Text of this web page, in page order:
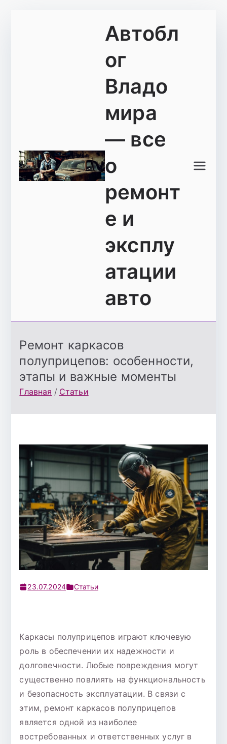
Автобл
ог
Владо
мира
— все
о
ремонт
е и
эксплу
атации
авто
Ремонт каркасов
полуприцепов: особенности,
этапы и важные моменты
Главная Статьи
23.07.2024 Статьи
Каркасы полуприцепов играют ключевую
роль в обеспечении их надежности и
долговечности. Любые повреждения могут
существенно повлиять на функциональность
и безопасность эксплуатации. В связи с
этим, ремонт каркасов полуприцепов
является одной из наиболее
востребованных и ответственных услуг в